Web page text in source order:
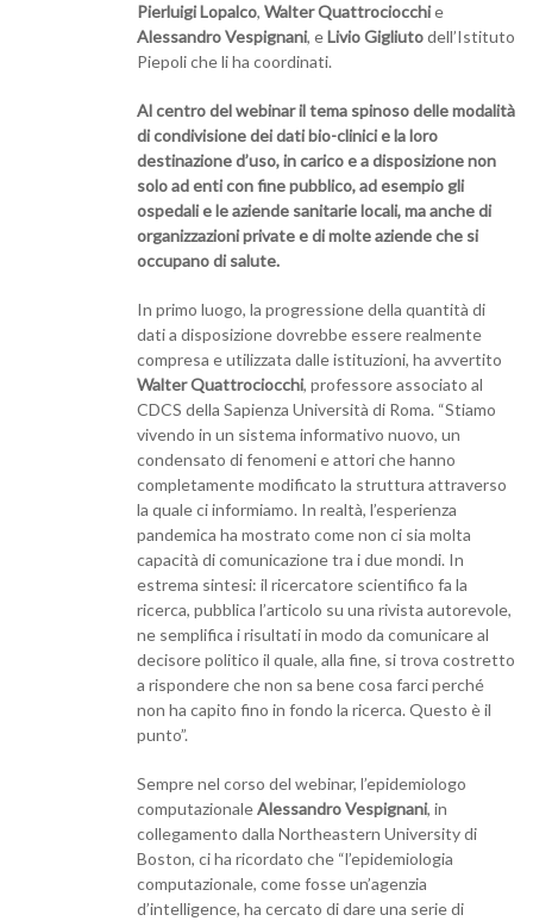
Pierluigi Lopalco, Walter Quattrociocchie
Alessandro Vespignani, e Livio Gigliutodell’Istituto
Piepoli che li ha coordinati.
Al centro del webinar il tema spinoso delle modalità
di condivisione dei dati bio-clinici e la loro
destinazione d’uso, in carico e a disposizione non
solo ad enti con fine pubblico, ad esempio gli
ospedali e le aziende sanitarie locali, ma anche di
organizzazioni private e di molte aziende che si
occupano di salute.
In primo luogo, la progressione della quantità di
dati a disposizione dovrebbe essere realmente
compresa e utilizzata dalle istituzioni, ha avvertito
Walter Quattrociocchi, professore associato al
CDCS della Sapienza Università di Roma. “Stiamo
vivendo in un sistema informativo nuovo, un
condensato di fenomeni e attori che hanno
completamente modificato la struttura attraverso
la quale ci informiamo. In realtà, l’esperienza
pandemica ha mostrato come non ci sia molta
capacità di comunicazione tra i due mondi. In
estrema sintesi: il ricercatore scientifico fa la
ricerca, pubblica l’articolo su una rivista autorevole,
ne semplifica i risultati in modo da comunicare al
decisore politico il quale, alla fine, si trova costretto
a rispondere che non sa bene cosa farci perché
non ha capito fino in fondo la ricerca. Questo è il
punto”.
Sempre nel corso del webinar, l’epidemiologo
computazionaleAlessandro Vespignani, in
collegamento dalla Northeastern University di
Boston, ci ha ricordato che “l’epidemiologia
computazionale, come fosse un’agenzia
d’intelligence, ha cercato di dare una serie di